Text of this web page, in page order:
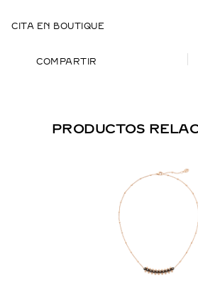
CITA EN BOUTIQUE
COMPARTIR
PRODUCTOS